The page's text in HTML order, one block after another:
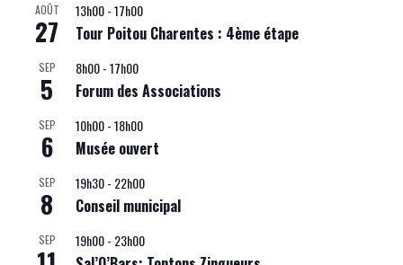
AOÛT
27
13h00-17h00
Tour Poitou Charentes : 4ème étape
SEP
5
8h00-17h00
Forum des Associations
SEP
6
10h00-18h00
Musée ouvert
SEP
8
19h30- 22h00
Conseil municipal
SEP 19h00- 23h00